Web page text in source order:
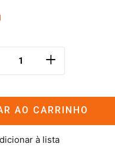
＋
AO CARRINHO